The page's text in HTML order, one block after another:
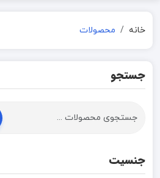
خانه محصولات
جستجو
جنسیت